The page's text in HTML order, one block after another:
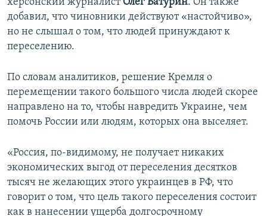
херсонский журналист Олег Батурин. Он также
добавил, что чиновники действуют «настойчиво»,
но не слышал о том, что людей принуждают к
переселению.
По словам аналитиков, решение Кремля о
перемещении такого большого числа людей скорее
направлено на то, чтобы навредить Украине, чем
помочь России или людям, которых она выселяет.
«Россия, по-видимому, не получает никаких
экономических выгод от переселения десятков
тысяч не желающих этого украинцев в РФ, что
говорит о том, что цель такого переселения состоит
как в нанесении ущерба долгосрочному